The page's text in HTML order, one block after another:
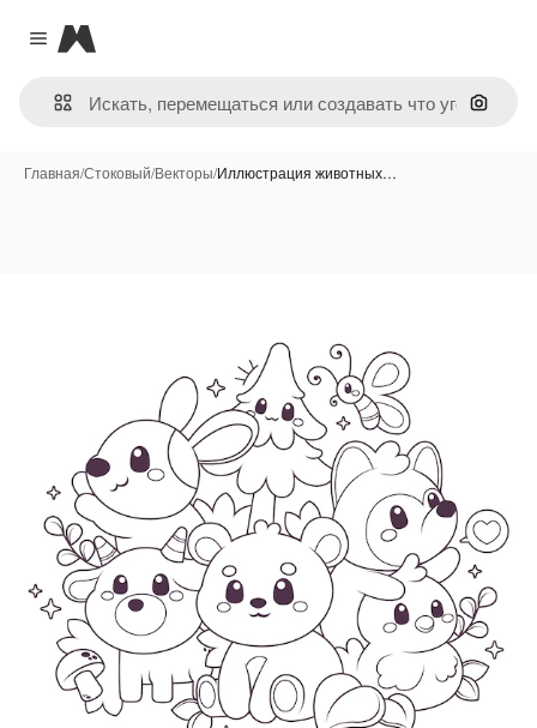
Close menu
Magnific
Поиск
Главная/Стоковый/Векторы/Иллюстрация животных…